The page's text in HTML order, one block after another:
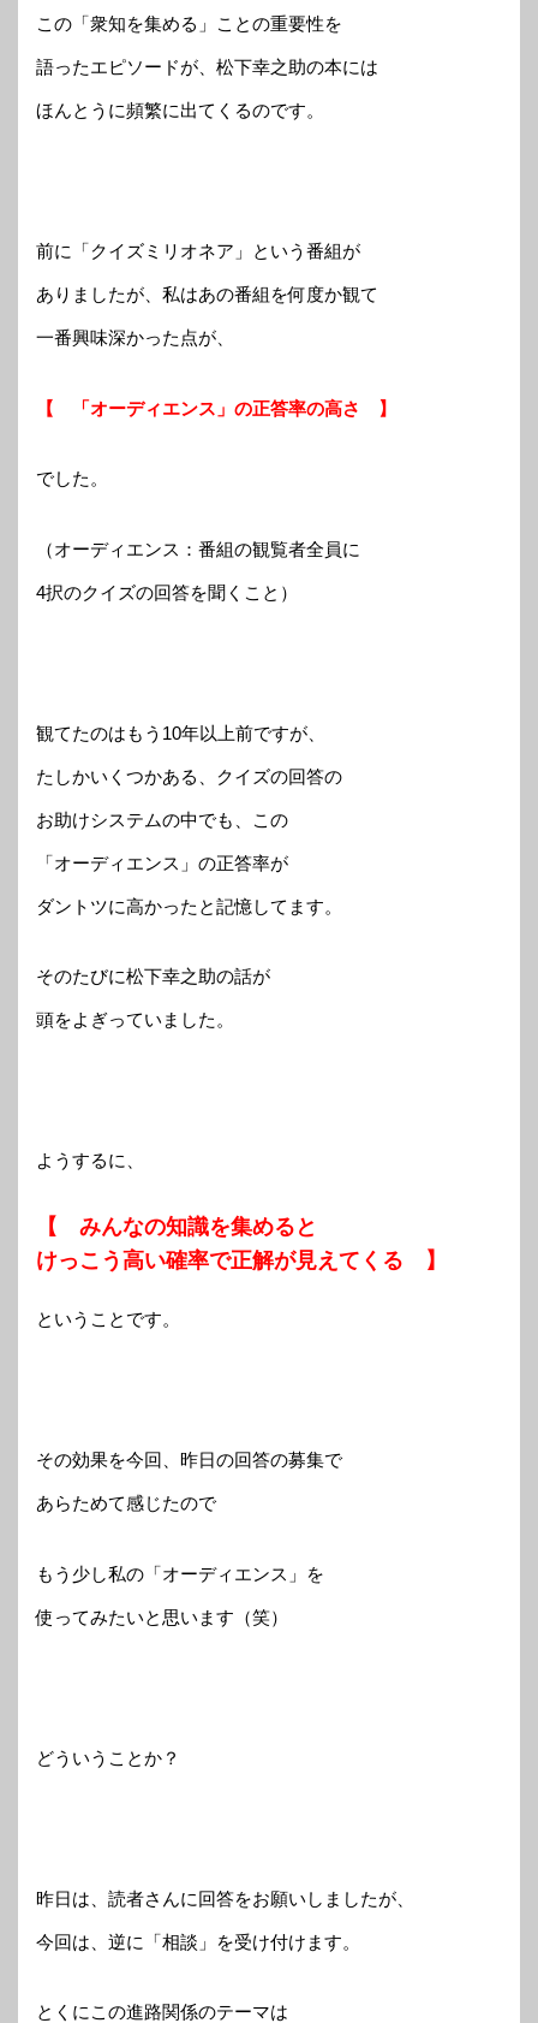
この「衆知を集める」ことの重要性を
語ったエピソードが、松下幸之助の本には
ほんとうに頻繁に出てくるのです。
前に「クイズミリオネア」という番組が
ありましたが、私はあの番組を何度か観て
一番興味深かった点が、
【 「オーディエンス」の正答率の高さ 】
でした。
（オーディエンス：番組の観覧者全員に
4択のクイズの回答を聞くこと）
観てたのはもう10年以上前ですが、
たしかいくつかある、クイズの回答の
お助けシステムの中でも、この
「オーディエンス」の正答率が
ダントツに高かったと記憶してます。
そのたびに松下幸之助の話が
頭をよぎっていました。
ようするに、
【 みんなの知識を集めると
けっこう高い確率で正解が見えてくる 】
ということです。
その効果を今回、昨日の回答の募集で
あらためて感じたので
もう少し私の「オーディエンス」を
使ってみたいと思います（笑）
どういうことか？
昨日は、読者さんに回答をお願いしましたが、
今回は、逆に「相談」を受け付けます。
とくにこの進路関係のテーマは